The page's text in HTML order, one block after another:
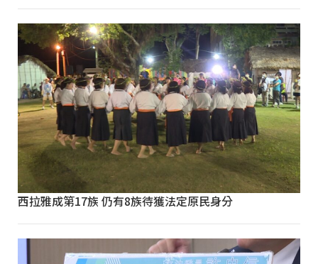
西拉雅成第17族 仍有8族待獲法定原民身分